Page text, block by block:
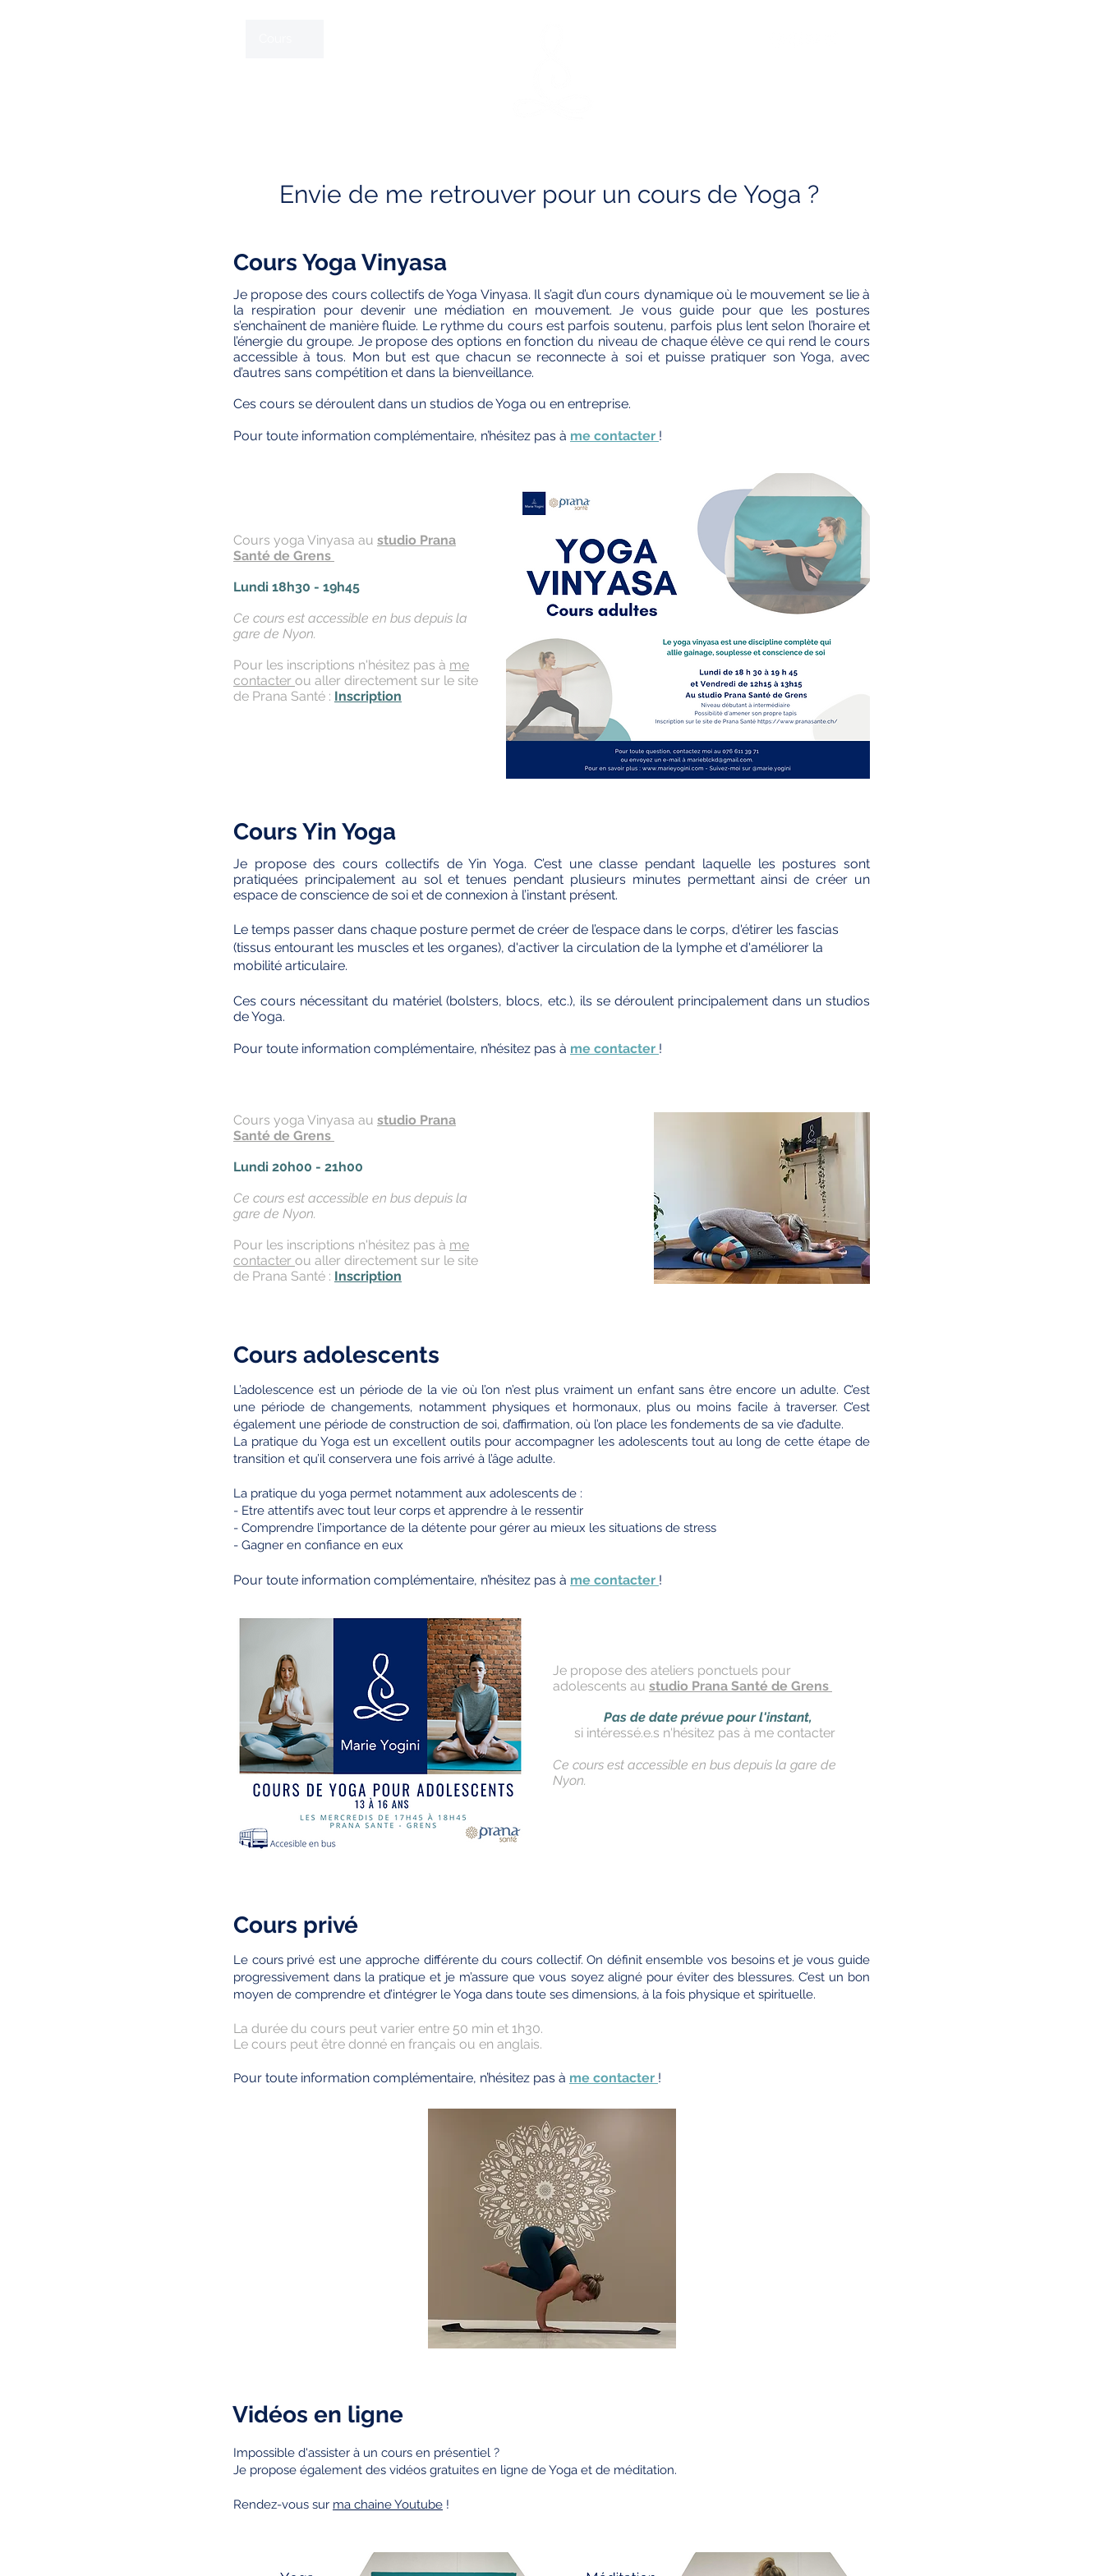
Envie de me retrouver pour un cours de Yoga ?
Cours Yoga Vinyasa
Je propose des cours collectifs de Yoga Vinyasa. Il s’agit d’un cours dynamique où le mouvement se lie à
la respiration pour devenir une médiation en mouvement. Je vous guide pour que les postures
s’enchaînent de manière fluide. Le rythme du cours est parfois soutenu, parfois plus lent selon l’horaire et
l’énergie du groupe. Je propose des options en fonction du niveau de chaque élève ce qui rend le cours
accessible à tous. Mon but est que chacun se reconnecte à soi et puisse pratiquer son Yoga, avec
d’autres sans compétition et dans la bienveillance.
Ces cours se déroulent dans un studios de Yoga ou en entreprise.
Pour toute information complémentaire, n’hésitez pas à me contacter !
Cours yoga Vinyasa au studio Prana
Santé de Grens
Lundi 18h30 - 19h45
Ce cours est accessible en bus depuis la
gare de Nyon.
Pour les inscriptions n'hésitez pas à me
contacter ou aller directement sur le site
de Prana Santé : Inscription
Cours Yin Yoga
Je propose des cours collectifs de Yin Yoga. C’est une classe pendant laquelle les postures sont
pratiquées principalement au sol et tenues pendant plusieurs minutes permettant ainsi de créer un
espace de conscience de soi et de connexion à l’instant présent.
Le temps passer dans chaque posture permet de créer de l’espace dans le corps, d'étirer les fascias
(tissus entourant les muscles et les organes), d'activer la circulation de la lymphe et d'améliorer la
mobilité articulaire.
Ces cours nécessitant du matériel (bolsters, blocs, etc.), ils se déroulent principalement dans un studios
de Yoga.
Pour toute information complémentaire, n’hésitez pas à me contacter !
Cours yoga Vinyasa au studio Prana
Santé de Grens
Lundi 20h00 - 21h00
Ce cours est accessible en bus depuis la
gare de Nyon.
Pour les inscriptions n'hésitez pas à me
contacter ou aller directement sur le site
de Prana Santé : Inscription
Cours adolescents
L’adolescence est un période de la vie où l’on n’est plus vraiment un enfant sans être encore un adulte. C’est
une période de changements, notamment physiques et hormonaux, plus ou moins facile à traverser. C’est
également une période de construction de soi, d’affirmation, où l’on place les fondements de sa vie d’adulte.
La pratique du Yoga est un excellent outils pour accompagner les adolescents tout au long de cette étape de
transition et qu’il conservera une fois arrivé à l’âge adulte.
La pratique du yoga permet notamment aux adolescents de :
- Etre attentifs avec tout leur corps et apprendre à le ressentir
- Comprendre l’importance de la détente pour gérer au mieux les situations de stress
- Gagner en confiance en eux
Pour toute information complémentaire, n’hésitez pas à me contacter !
Je propose des ateliers ponctuels pour
adolescents au studio Prana Santé de Grens
Pas de date prévue pour l'instant,
si intéressé.e.s n'hésitez pas à me contacter
Ce cours est accessible en bus depuis la gare de
Nyon.
Cours privé
Le cours privé est une approche différente du cours collectif. On définit ensemble vos besoins et je vous guide
progressivement dans la pratique et je m’assure que vous soyez aligné pour éviter des blessures. C’est un bon
moyen de comprendre et d’intégrer le Yoga dans toute ses dimensions, à la fois physique et spirituelle.
La durée du cours peut varier entre 50 min et 1h30.
Le cours peut être donné en français ou en anglais.
Pour toute information complémentaire, n’hésitez pas à me contacter !
Vidéos en ligne
Impossible d'assister à un cours en présentiel ?
Je propose également des vidéos gratuites en ligne de Yoga et de méditation.
Rendez-vous sur ma chaine Youtube !